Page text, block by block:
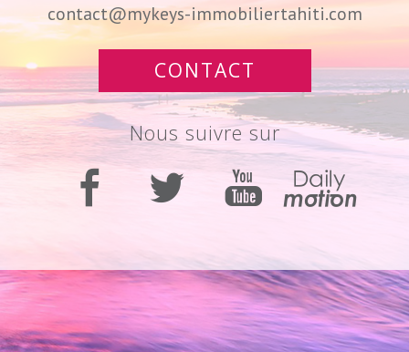
contact@mykeys-immobiliertahiti.com
CONTACT
nous suivre sur